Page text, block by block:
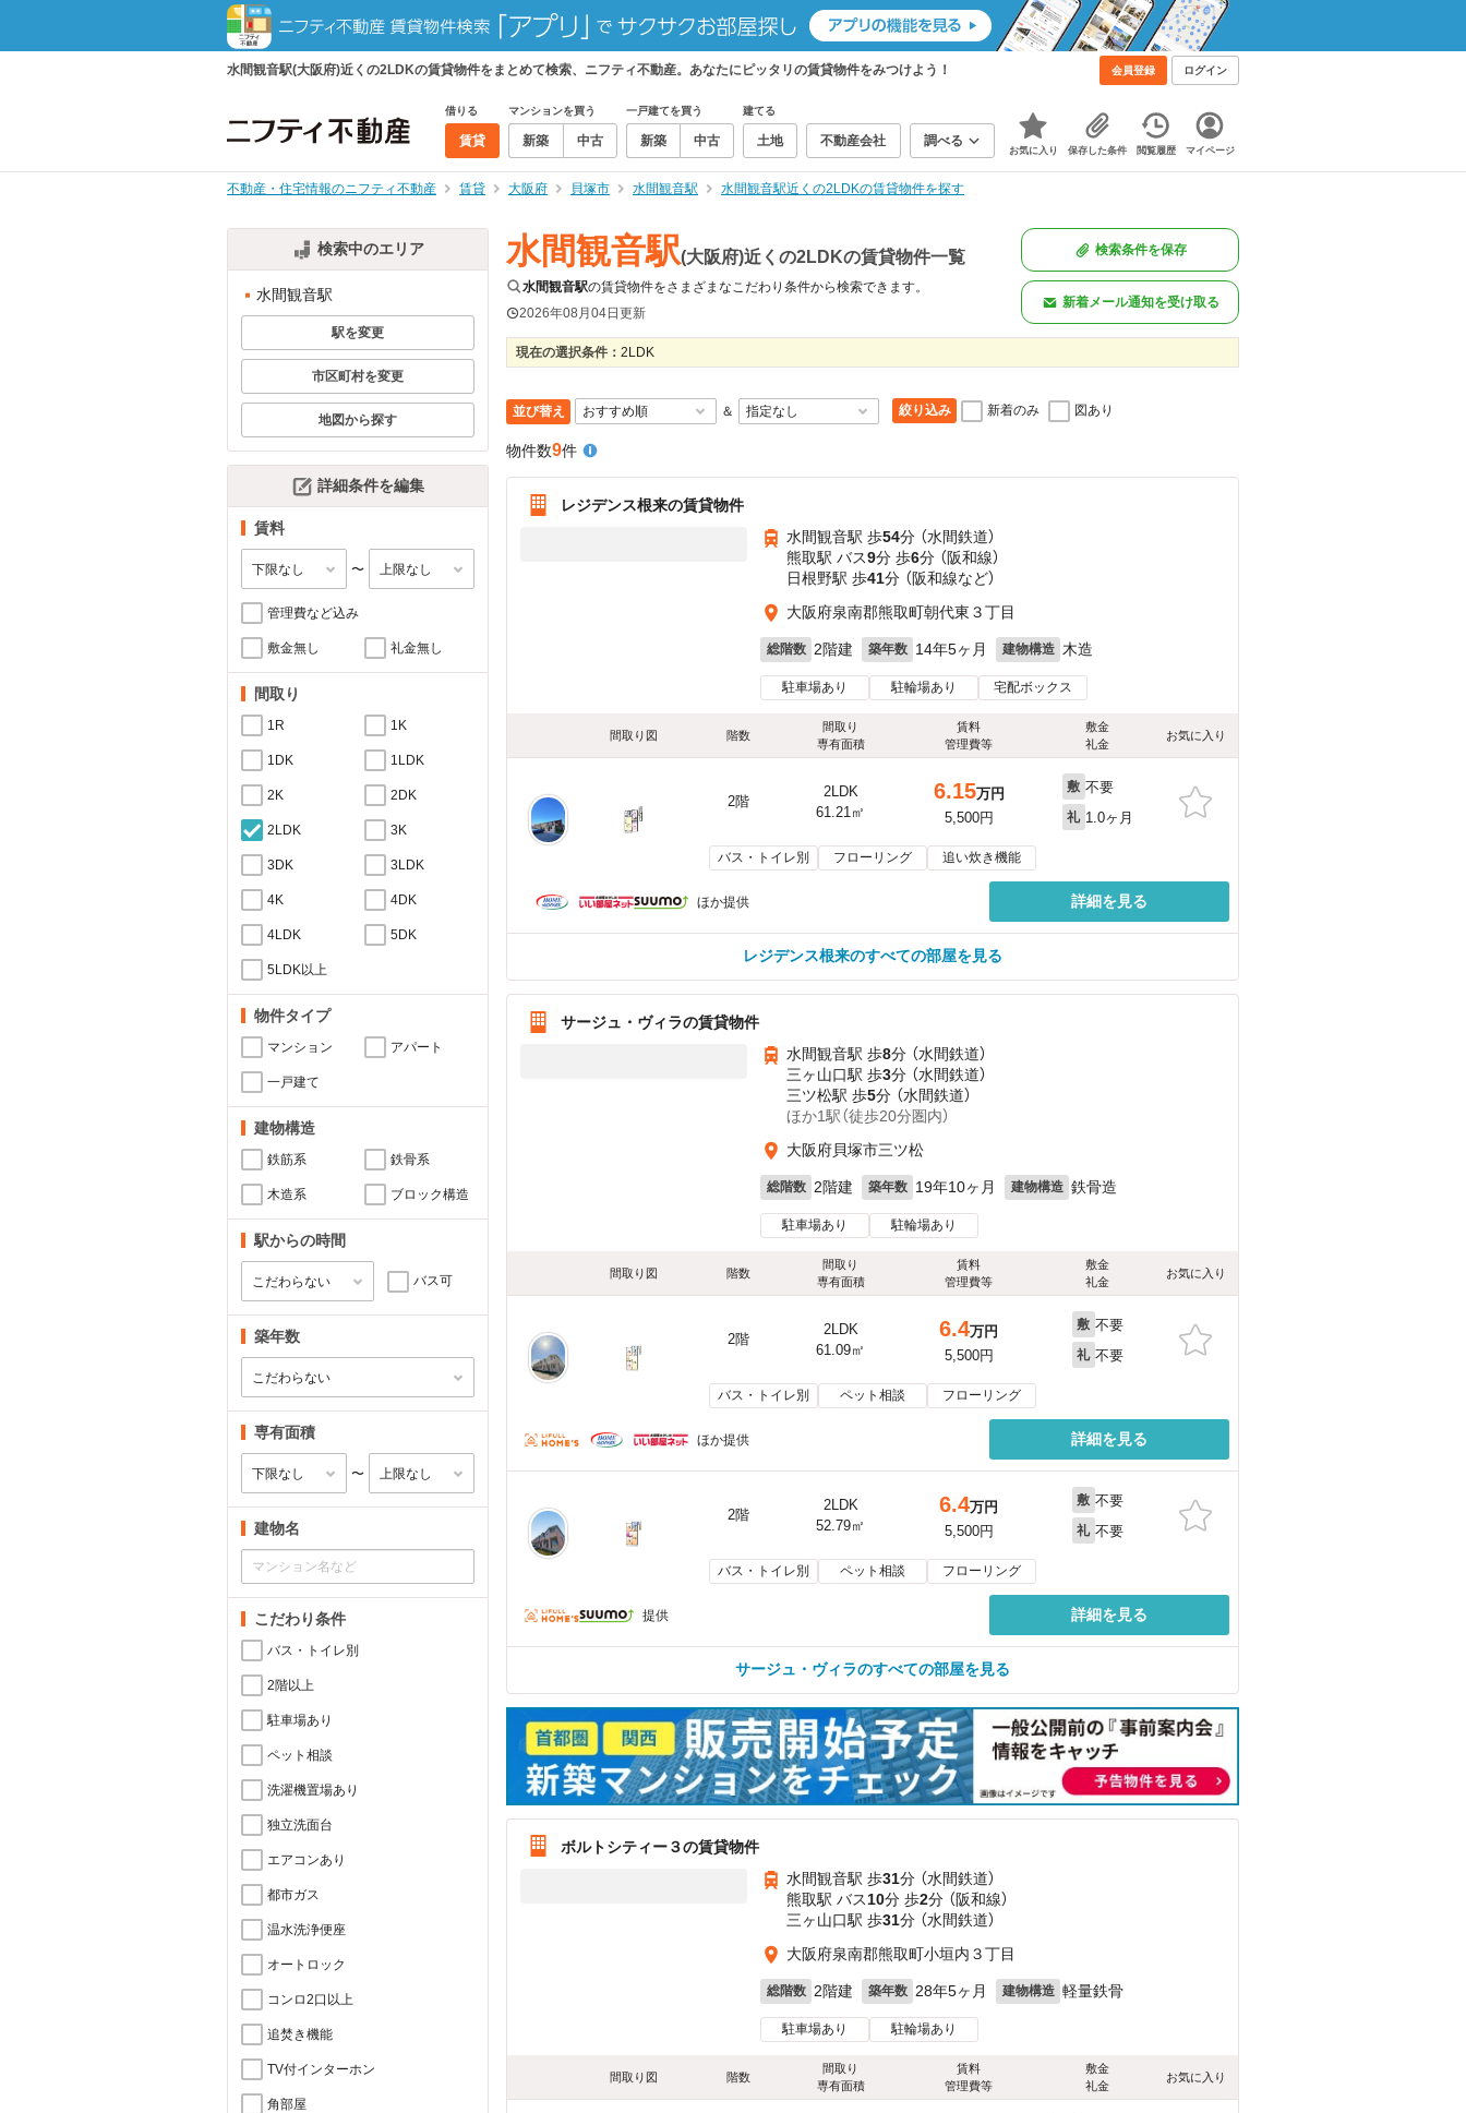
水間観音駅(大阪府)近くの2LDKの賃貸物件をまとめて検索、ニフティ不動産。あなたにピッタリの賃貸物件をみつけよう！ 会員登録 ログイン
借りる
賃貸
マンションを買う
新築 中古
一戸建てを買う
新築 中古
建てる
土地 不動産会社 調べる
お気に入り 保存した条件 閲覧履歴 マイページ
不動産・住宅情報のニフティ不動産 賃貸 大阪府 貝塚市 水間観音駅 水間観音駅近くの2LDKの賃貸物件を探す
検索中のエリア
水間観音駅
駅を変更
市区町村を変更
地図から探す
詳細条件を編集
賃料
〜
管理費など込み
敷金無し 礼金無し
間取り
1R 1K
1DK 1LDK
2K 2DK
2LDK 3K
3DK 3LDK
4K 4DK
4LDK 5DK
5LDK以上
物件タイプ
マンション アパート
一戸建て
建物構造
鉄筋系 鉄骨系
木造系 ブロック構造
駅からの時間
バス可
築年数
専有面積
〜
建物名
こだわり条件
バス・トイレ別
2階以上
駐車場あり
ペット相談
洗濯機置場あり
独立洗面台
エアコンあり
都市ガス
温水洗浄便座
オートロック
コンロ2口以上
追焚き機能
TV付インターホン
角部屋
水間観音駅(大阪府)近くの2LDKの賃貸物件一覧
水間観音駅の賃貸物件をさまざまなこだわり条件から検索できます。
2026年08月04日更新
検索条件を保存
新着メール通知を受け取る
現在の選択条件： 2LDK
並び替え ＆ 絞り込み 新着のみ 図あり
物件数9件
レジデンス根来の賃貸物件
水間観音駅 歩54分 （水間鉄道）
熊取駅 バス9分 歩6分 （阪和線）
日根野駅 歩41分 （阪和線など）
大阪府泉南郡熊取町朝代東３丁目
総階数 2階建 築年数 14年5ヶ月 建物構造 木造
駐車場あり 駐輪場あり 宅配ボックス
間取り図 階数
間取り
専有面積
賃料
管理費等
敷金
礼金
お気に入り
2階
2LDK
61.21㎡
6.15万円
5,500円
敷 不要
礼 1.0ヶ月
バス・トイレ別 フローリング 追い炊き機能
ほか提供 詳細を見る
レジデンス根来のすべての部屋を見る
サージュ・ヴィラの賃貸物件
水間観音駅 歩8分 （水間鉄道）
三ヶ山口駅 歩3分 （水間鉄道）
三ツ松駅 歩5分 （水間鉄道）
ほか1駅（徒歩20分圏内）
大阪府貝塚市三ツ松
総階数 2階建 築年数 19年10ヶ月 建物構造 鉄骨造
駐車場あり 駐輪場あり
間取り図 階数
間取り
専有面積
賃料
管理費等
敷金
礼金
お気に入り
2階
2LDK
61.09㎡
6.4万円
5,500円
敷 不要
礼 不要
バス・トイレ別 ペット相談 フローリング
ほか提供 詳細を見る
2階
2LDK
52.79㎡
6.4万円
5,500円
敷 不要
礼 不要
バス・トイレ別 ペット相談 フローリング
提供 詳細を見る
サージュ・ヴィラのすべての部屋を見る
ボルトシティー３の賃貸物件
水間観音駅 歩31分 （水間鉄道）
熊取駅 バス10分 歩2分 （阪和線）
三ヶ山口駅 歩31分 （水間鉄道）
大阪府泉南郡熊取町小垣内３丁目
総階数 2階建 築年数 28年5ヶ月 建物構造 軽量鉄骨
駐車場あり 駐輪場あり
間取り図 階数
間取り
専有面積
賃料
管理費等
敷金
礼金
お気に入り